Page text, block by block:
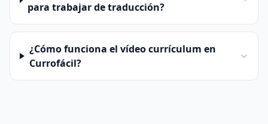
para trabajar de traducción?
¿Cómo funciona el vídeo currículum en
Currofácil?